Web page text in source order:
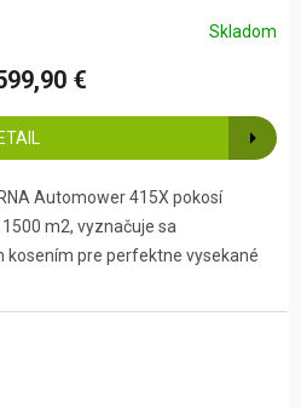
Skladom
€
Automower 415X pokosí
m2, vyznačuje sa
pre perfektne vysekané